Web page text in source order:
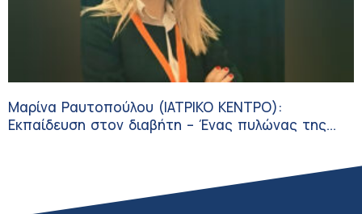
Μαρίνα Ραυτοπούλου (ΙΑΤΡΙΚΟ ΚΕΝΤΡΟ):
Εκπαίδευση στον διαβήτη – Ένας πυλώνας της